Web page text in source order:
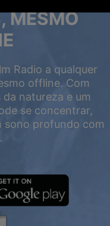
MESMO
Radio a qualquer
offline. Com
natureza e um
se concentrar,
sono profundo com